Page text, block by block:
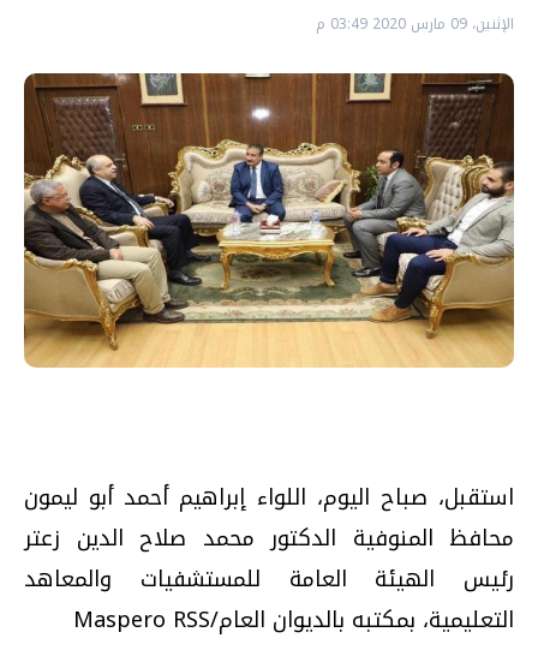
الإثنين، 09 مارس 2020 03:49 م
استقبل، صباح اليوم، اللواء إبراهيم أحمد أبو ليمون
محافظ المنوفية الدكتور محمد صلاح الدين زعتر
رئيس الهيئة العامة للمستشفيات والمعاهد
التعليمية، بمكتبه بالديوان العام/Maspero RSS